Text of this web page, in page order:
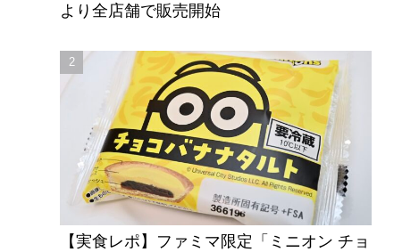
より全店舗で販売開始
【実食レポ】ファミマ限定「ミニオン チョ